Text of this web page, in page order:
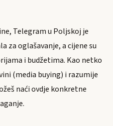
Telegram u Poljskoj je
za oglašavanje, a cijene su
i budžetima. Kao netko
(media buying) i razumije
naći ovdje konkretne